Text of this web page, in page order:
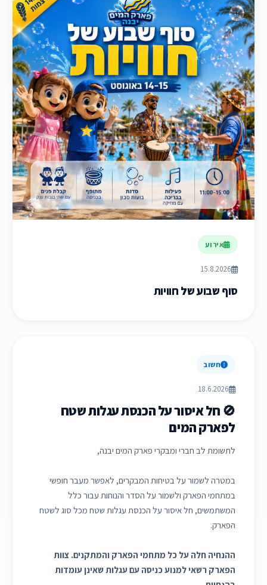
אירוע
15.8.2026
סוף שבוע של חוויות
חשוב
18.6.2026
🚫 חל איסור על הכנסת עגלות שטח
לפארק המים
לתשומת לב חברי ומבקרי פארק המים יבנה,
במטרה לשמור על בטיחות המבקרים, לאפשר מעבר חופשי
במתחמי הפארק ולשמור על הסדר והנוחות עבור כלל
המשתמשים, חל איסור על הכנסת עגלות שטח מכל סוג לשטח
הפארק.
ההנחיה חלה על כל מתחמי הפארק והמתקנים. צוות
הפארק רשאי למנוע כניסה עם עגלות שאינן עומדות